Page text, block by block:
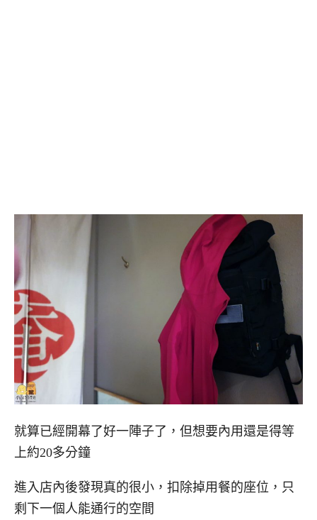
就算已經開幕了好一陣子了，但想要內用還是得等
上約20多分鐘
進入店內後發現真的很小，扣除掉用餐的座位，只
剩下一個人能通行的空間